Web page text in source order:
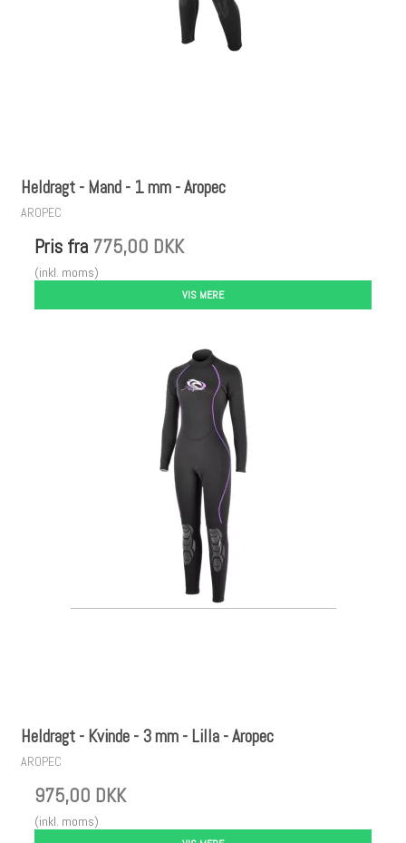
Heldragt - Mand - 1 mm - Aropec
AROPEC
Pris fra 775,00 DKK
(inkl. moms)
VIS MERE
Heldragt - Kvinde - 3 mm - Lilla - Aropec
AROPEC
975,00 DKK
(inkl. moms)